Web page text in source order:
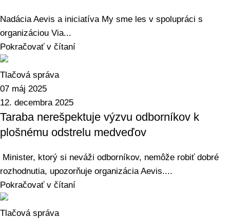
Nadácia Aevis a iniciatíva My sme les v spolupráci s
organizáciou Via...
Pokračovať v čítaní
Tlačová správa
07 máj 2025
12. decembra 2025
Taraba nerešpektuje výzvu odborníkov k
plošnému odstrelu medveďov
Minister, ktorý si neváži odborníkov, nemôže robiť dobré
rozhodnutia, upozorňuje organizácia Aevis....
Pokračovať v čítaní
Tlačová správa